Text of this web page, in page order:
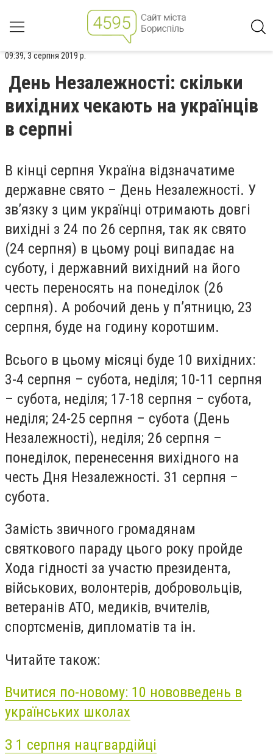
09:39, 3 серпня 2019 р.
День Незалежності: скільки
вихідних чекають на українців
в серпні
В кінці серпня Україна відзначатиме
державне свято – День Незалежності. У
зв’язку з цим українці отримають довгі
вихідні з 24 по 26 серпня, так як свято
(24 серпня) в цьому році випадає на
суботу, і державний вихідний на його
честь переносять на понеділок (26
серпня). А робочий день у п’ятницю, 23
серпня, буде на годину коротшим.
Всього в цьому місяці буде 10 вихідних:
3-4 серпня – субота, неділя; 10-11 серпня
– субота, неділя; 17-18 серпня – субота,
неділя; 24-25 серпня – субота (День
Незалежності), неділя; 26 серпня –
понеділок, перенесення вихідного на
честь Дня Незалежності. 31 серпня –
субота.
Замість звичного громадянам
святкового параду цього року пройде
Хода гідності за участю президента,
військових, волонтерів, добровольців,
ветеранів АТО, медиків, вчителів,
спортсменів, дипломатів та ін.
Читайте також:
Вчитися по-новому: 10 нововведень в
українських школах
З 1 серпня нацгвардійці